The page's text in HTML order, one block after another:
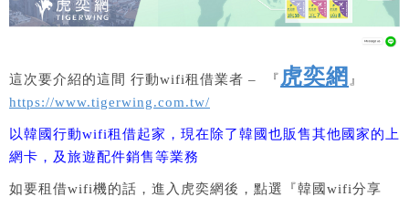
這次要介紹的這間 行動wifi租借業者 – 『 虎奕網 』
https://www.tigerwing.com.tw/
以韓國行動wifi租借起家，現在除了韓國也販售其他國家的上
網卡，及旅遊配件銷售等業務
如要租借wifi機的話，進入虎奕網後，點選『韓國wifi分享